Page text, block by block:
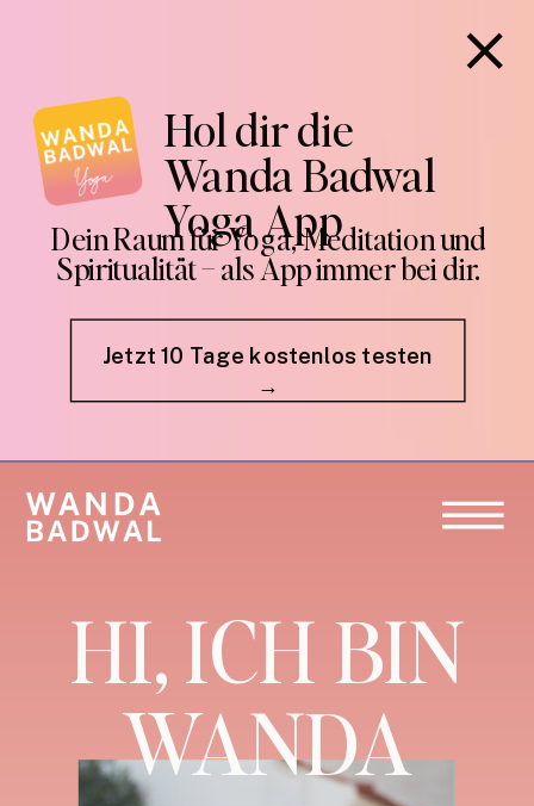
Hol dir die
Wanda Badwal
Yoga App
Jetzt 10 Tage kostenlos testen
→
Dein Raum für Yoga, Meditation und
Spiritualität – als App immer bei dir.
HI, ICH BIN
WANDA